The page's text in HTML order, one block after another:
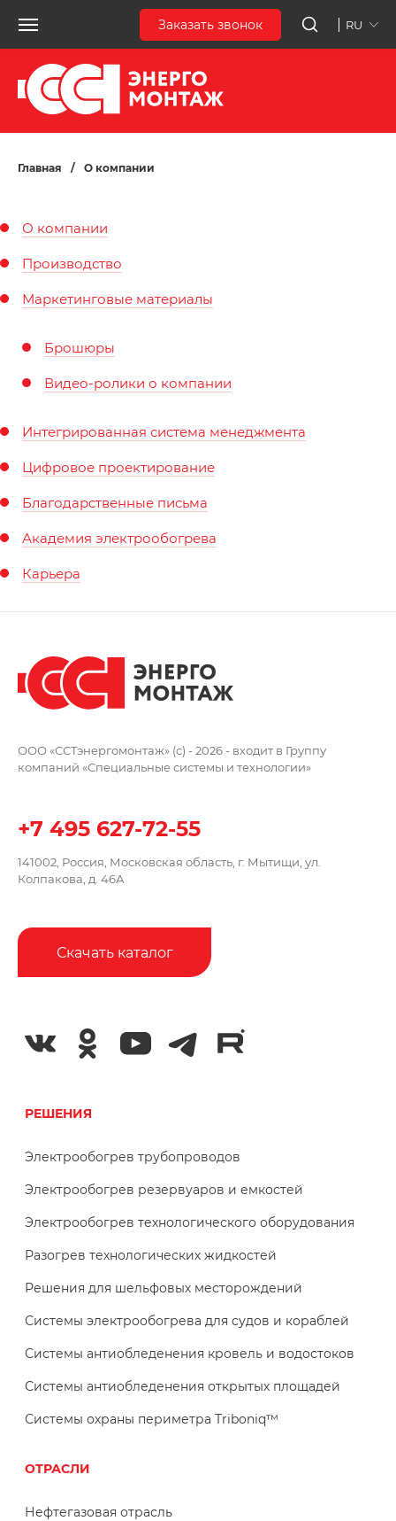
Заказать звонок RU
Главная / О компании
О компании
Производство
Маркетинговые материалы
Брошюры
Видео-ролики о компании
Интегрированная система менеджмента
Цифровое проектирование
Благодарственные письма
Академия электрообогрева
Карьера
ООО «ССТэнергомонтаж» (c) - 2026 - входит в Группу
компаний «Специальные системы и технологии»
+7 495 627-72-55
141002, Россия, Московская область, г. Мытищи, ул.
Колпакова, д. 46А
Скачать каталог
РЕШЕНИЯ
Электрообогрев трубопроводов
Электрообогрев резервуаров и емкостей
Электрообогрев технологического оборудования
Разогрев технологических жидкостей
Решения для шельфовых месторождений
Системы электрообогрева для судов и кораблей
Системы антиобледенения кровель и водостоков
Системы антиобледенения открытых площадей
Системы охраны периметра Triboniq™
ОТРАСЛИ
Нефтегазовая отрасль